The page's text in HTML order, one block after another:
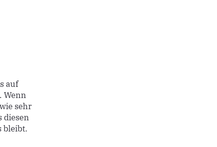
auf
Wenn
sehr
diesen
bleibt.